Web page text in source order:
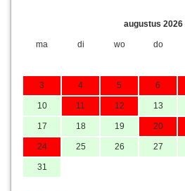
augustus 2026
ma di wo do
3 4 5 6
10 11 12 13
17 18 19 20
24 25 26 27
31